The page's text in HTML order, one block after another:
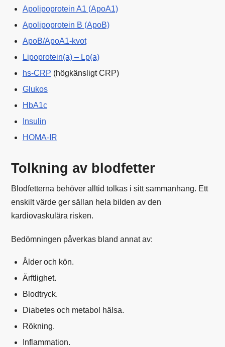
Apolipoprotein A1 (ApoA1)
Apolipoprotein B (ApoB)
ApoB/ApoA1-kvot
Lipoprotein(a) – Lp(a)
hs-CRP (högkänsligt CRP)
Glukos
HbA1c
Insulin
HOMA-IR
Tolkning av blodfetter
Blodfetterna behöver alltid tolkas i sitt sammanhang. Ett
enskilt värde ger sällan hela bilden av den
kardiovaskulära risken.
Bedömningen påverkas bland annat av:
Ålder och kön.
Ärftlighet.
Blodtryck.
Diabetes och metabol hälsa.
Rökning.
Inflammation.